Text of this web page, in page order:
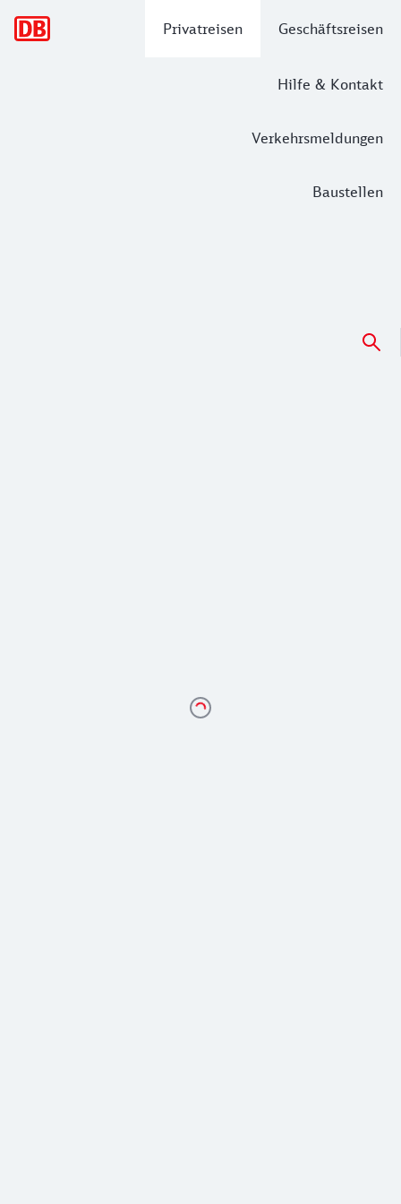
Privatreisen Geschäftsreisen
Hilfe & Kontakt
Verkehrsmeldungen
Baustellen